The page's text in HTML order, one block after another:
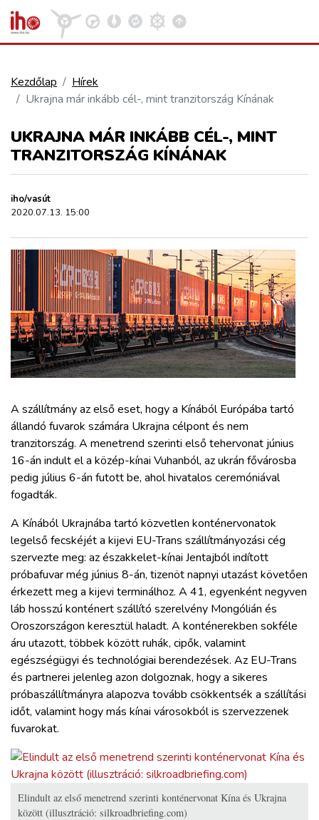
VASÚT
KÖZÚT
REPÜLÉS
KÖZLEKEDÉSFEJLESZTÉS
ELLÁTÁSI LÁNC
ZÖLDÚT
HAJÓZÁS
BLOG
ARCHÍVUM
WEBSHOP
BELÉPÉS
REGISZTRÁCIÓ
Kosár megtekintése
Kezdőlap
Hírek
Ukrajna már inkább cél-, mint tranzitország Kínának
UKRAJNA MÁR INKÁBB CÉL-, MINT
TRANZITORSZÁG KÍNÁNAK
iho/vasút
2020.07.13. 15:00
A szállítmány az első eset, hogy a Kínából Európába tartó
állandó fuvarok számára Ukrajna célpont és nem
tranzitország. A menetrend szerinti első tehervonat június
16-án indult el a közép-kínai Vuhanból, az ukrán fővárosba
pedig július 6-án futott be, ahol hivatalos ceremóniával
fogadták.
A Kínából Ukrajnába tartó közvetlen konténervonatok
legelső fecskéjét a kijevi EU-Trans szállítmányozási cég
szervezte meg: az északkelet-kínai Jentajból indított
próbafuvar még június 8-án, tizenöt napnyi utazást követően
érkezett meg a kijevi terminálhoz. A 41, egyenként negyven
láb hosszú konténert szállító szerelvény Mongólián és
Oroszországon keresztül haladt. A konténerekben sokféle
áru utazott, többek között ruhák, cipők, valamint
egészségügyi és technológiai berendezések. Az EU-Trans
és partnerei jelenleg azon dolgoznak, hogy a sikeres
próbaszállítmányra alapozva tovább csökkentsék a szállítási
időt, valamint hogy más kínai városokból is szervezzenek
fuvarokat.
Elindult az első menetrend szerinti konténervonat Kína és Ukrajna
között (illusztráció: silkroadbriefing.com)